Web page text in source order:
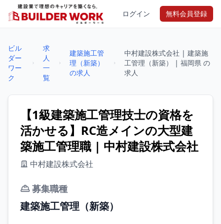
ログイン 無料会員登録
ビル
ダー
ワー
ク
求
人
一
覧
建築施工管
理（新築）
の求人
中村建設株式会社 | 建築施
工管理（新築） | 福岡県 の
求人
【1級建築施工管理技士の資格を
活かせる】RC造メインの大型建
築施工管理職 | 中村建設株式会社
中村建設株式会社
募集職種
建築施工管理（新築）